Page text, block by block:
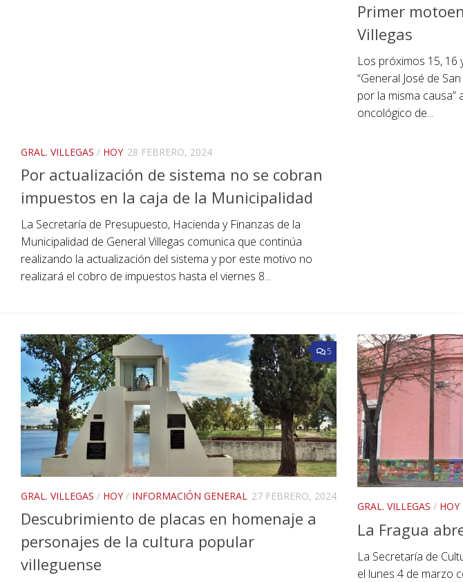
GRAL. VILLEGAS / HOY 28 FEBRERO, 2024
Por actualización de sistema no se cobran
impuestos en la caja de la Municipalidad
La Secretaría de Presupuesto, Hacienda y Finanzas de la
Municipalidad de General Villegas comunica que continúa
realizando la actualización del sistema y por este motivo no
realizará el cobro de impuestos hasta el viernes 8...
Primer
Villegas
Los próximos 15, 16
“General José de
por la misma
oncológico de...
5
GRAL. VILLEGAS / HOY / INFORMACIÓN GENERAL 27 FEBRERO, 2024
Descubrimiento de placas en homenaje a
personajes de la cultura popular
villeguense
GRAL. VILLEGAS / HOY
La Fragua
La Secretaría de
el lunes 4 de marzo